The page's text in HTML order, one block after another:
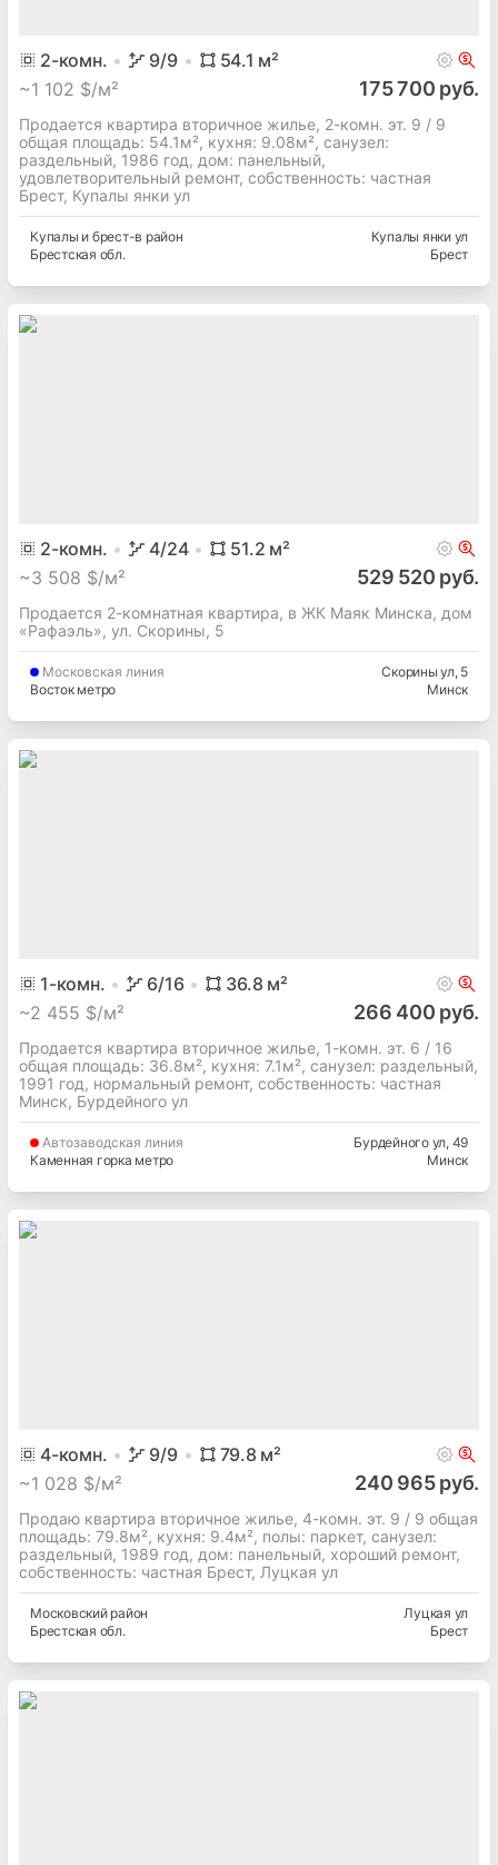
2-комн. 9/9 54.1 м²
~1 102 $/м² 175 700 руб.
Продается квартира вторичное жилье, 2-комн. эт. 9 / 9
общая площадь: 54.1м², кухня: 9.08м², cанузел:
раздельный, 1986 год, дом: панельный,
удовлетворительный ремонт, собственность: частная
Брест, Купалы янки ул
Купалы и брест-в район
Брестская обл.
Купалы янки ул
Брест
2-комн. 4/24 51.2 м²
~3 508 $/м² 529 520 руб.
Продается 2-комнатная квартира, в ЖК Маяк Минска, дом
«Рафаэль», ул. Скорины, 5
Московская линия
Восток метро
Скорины ул, 5
Минск
1-комн. 6/16 36.8 м²
~2 455 $/м² 266 400 руб.
Продается квартира вторичное жилье, 1-комн. эт. 6 / 16
общая площадь: 36.8м², кухня: 7.1м², cанузел: раздельный,
1991 год, нормальный ремонт, собственность: частная
Минск, Бурдейного ул
Автозаводская линия
Каменная горка метро
Бурдейного ул, 49
Минск
4-комн. 9/9 79.8 м²
~1 028 $/м² 240 965 руб.
Продаю квартира вторичное жилье, 4-комн. эт. 9 / 9 общая
площадь: 79.8м², кухня: 9.4м², полы: паркет, cанузел:
раздельный, 1989 год, дом: панельный, хороший ремонт,
собственность: частная Брест, Луцкая ул
Московскийрайон
Брестская обл.
Луцкая ул
Брест